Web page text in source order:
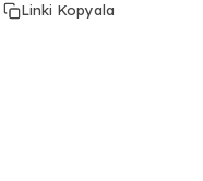
Linki Kopyala